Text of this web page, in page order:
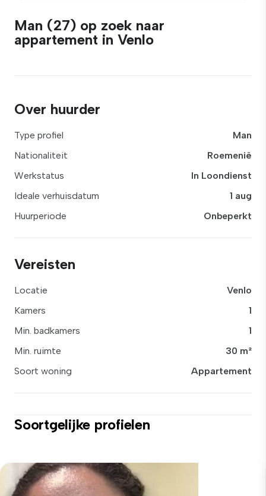
Man (27) op zoek naar
appartement in Venlo
Over huurder
Type profiel
Man
Nationaliteit
Roemenië
Werkstatus
In Loondienst
Ideale verhuisdatum
1 aug
Huurperiode
Onbeperkt
Vereisten
Locatie
Venlo
Kamers
1
Min. badkamers
1
Min. ruimte
30 m²
Soort woning
Appartement
Soortgelijke profielen